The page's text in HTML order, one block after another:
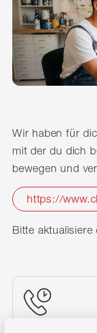
Wir haben für
mit der du dich
bewegen und
https://
Bitte aktualisiere